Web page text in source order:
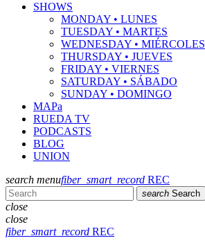
SHOWS
MONDAY • LUNES
TUESDAY • MARTES
WEDNESDAY • MIÉRCOLES
THURSDAY • JUEVES
FRIDAY • VIERNES
SATURDAY • SÁBADO
SUNDAY • DOMINGO
MAPa
RUEDA TV
PODCASTS
BLOG
UNION
search menufiber_smart_record REC
search Search
close
close
fiber_smart_record REC